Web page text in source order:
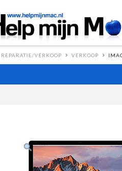
REPARATIE/VERKOOP VERKOOP